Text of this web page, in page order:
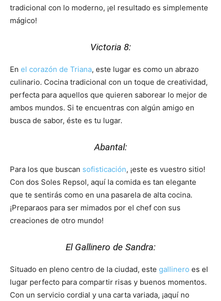
tradicional con lo moderno, ¡el resultado es simplemente
mágico!
Victoria 8:
En el corazón de Triana, este lugar es como un abrazo
culinario. Cocina tradicional con un toque de creatividad,
perfecta para aquellos que quieren saborear lo mejor de
ambos mundos. Si te encuentras con algún amigo en
busca de sabor, éste es tu lugar.
Abantal:
Para los que buscan sofisticación, ¡este es vuestro sitio!
Con dos Soles Repsol, aquí la comida es tan elegante
que te sentirás como en una pasarela de alta cocina.
¡Preparaos para ser mimados por el chef con sus
creaciones de otro mundo!
El Gallinero de Sandra:
Situado en pleno centro de la ciudad, este gallinero es el
lugar perfecto para compartir risas y buenos momentos.
Con un servicio cordial y una carta variada, ¡aquí no